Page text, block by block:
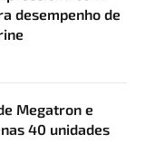
desempenho de
Megatron e
40 unidades